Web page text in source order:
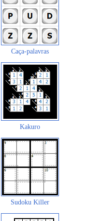
Caça-palavras
Kakuro
Sudoku Killer